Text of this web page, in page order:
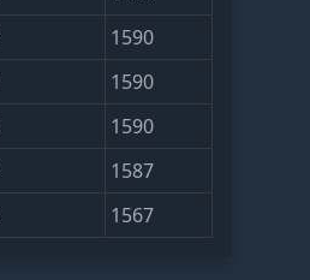
1590
1590
1590
1587
1567